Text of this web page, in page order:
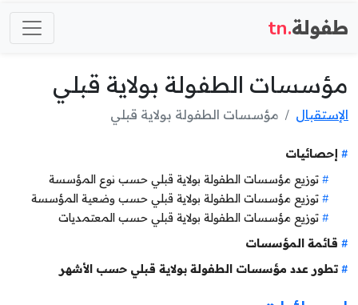
طفولة.tn
مؤسسات الطفولة بولاية قبلي
الإستقبال مؤسسات الطفولة بولاية قبلي
إحصائيات
توزيع مؤسسات الطفولة بولاية قبلي حسب نوع المؤسسة
توزيع مؤسسات الطفولة بولاية قبلي حسب وضعية المؤسسة
توزيع مؤسسات الطفولة بولاية قبلي حسب المعتمديات
قائمة المؤسسات
تطور عدد مؤسسات الطفولة بولاية قبلي حسب الأشهر